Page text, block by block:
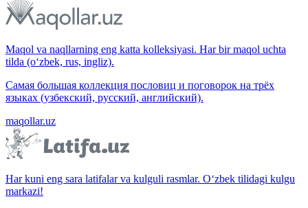
Maqol va naqllarning eng katta kolleksiyasi. Har bir maqol uchta
tilda (o‘zbek, rus, ingliz).
Самая большая коллекция пословиц и поговорок на трёх
языках (узбекский, русский, английский).
maqollar.uz
Har kuni eng sara latifalar va kulguli rasmlar. O‘zbek tilidagi kulgu
markazi!